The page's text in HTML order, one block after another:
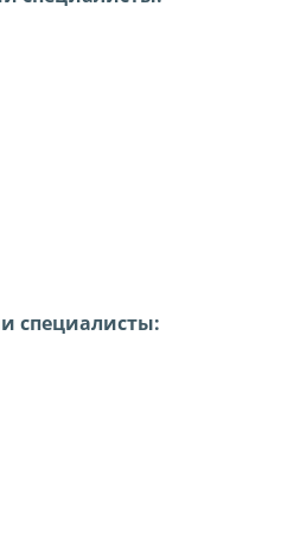
специалисты: